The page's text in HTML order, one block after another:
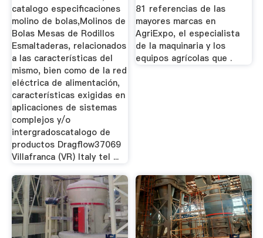
catalogo especificaciones
molino de bolas,Molinos de
Bolas Mesas de Rodillos
Esmaltaderas, relacionados
a las características del
mismo, bien como de la red
eléctrica de alimentación,
características exigidas en
aplicaciones de sistemas
complejos y/o
intergradoscatalogo de
productos Dragflow37069
Villafranca (VR) Italy tel ...
81 referencias de las
mayores marcas en
AgriExpo, el especialista
de la maquinaria y los
equipos agrícolas que .